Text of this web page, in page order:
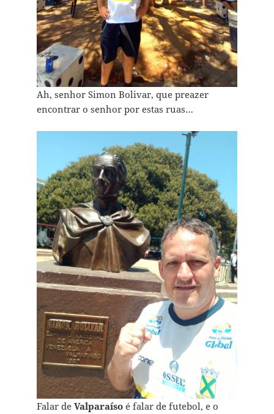
Ah, senhor Simon Bolivar, que preazer
encontrar o senhor por estas ruas…
Falar de Valparaísoé falar de futebol, e o